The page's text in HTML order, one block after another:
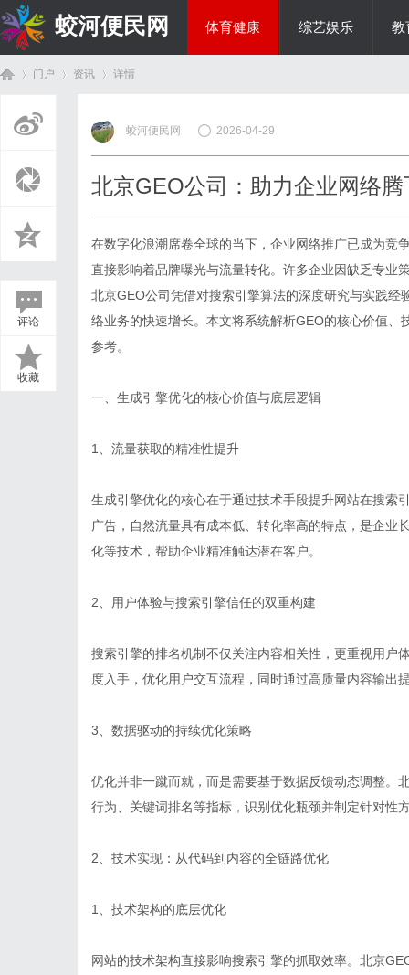
蛟河便民网 体育健康 综艺娱乐 教
门户 资讯
›
详情
评论
收藏
蛟河便民网 2026-04-29
北京GEO公司：助力企业网络腾
在数字化浪潮席卷全球的当下，企业网络推广已成为竞
直接影响着品牌曝光与流量转化。许多企业因缺乏专业
北京GEO公司凭借对搜索引擎算法的深度研究与实践经
络业务的快速增长。本文将系统解析GEO的核心价值
参考。
一、生成引擎优化的核心价值与底层逻辑
1、流量获取的精准性提升
生成引擎优化的核心在于通过技术手段提升网站在搜索
广告，自然流量具有成本低、转化率高的特点，是企业
化等技术，帮助企业精准触达潜在客户。
2、用户体验与搜索引擎信任的双重构建
搜索引擎的排名机制不仅关注内容相关性，更重视用户
度入手，优化用户交互流程，同时通过高质量内容输出
3、数据驱动的持续优化策略
优化并非一蹴而就，而是需要基于数据反馈动态调整。
行为、关键词排名等指标，识别优化瓶颈并制定针对性
2、技术实现：从代码到内容的全链路优化
1、技术架构的底层优化
网站的技术架构直接影响搜索引擎的抓取效率。北京